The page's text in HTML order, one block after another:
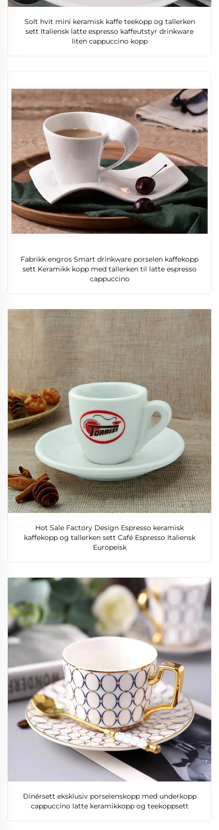
Solt hvit mini keramisk kaffe teekopp og tallerken
sett Italiensk latte espresso kaffeutstyr drinkware
liten cappuccino kopp
Fabrikk engros Smart drinkware porselen kaffekopp
sett Keramikk kopp med tallerken til latte espresso
cappuccino
Hot Sale Factory Design Espresso keramisk
kaffekopp og tallerken sett Café Espresso Italiensk
Europeisk
Dinérsett eksklusiv porselenskopp med underkopp
cappuccino latte keramikkopp og teekoppsett